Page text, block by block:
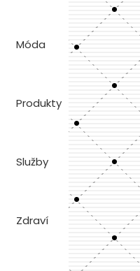
Móda
Produkty
Služby
Zdraví